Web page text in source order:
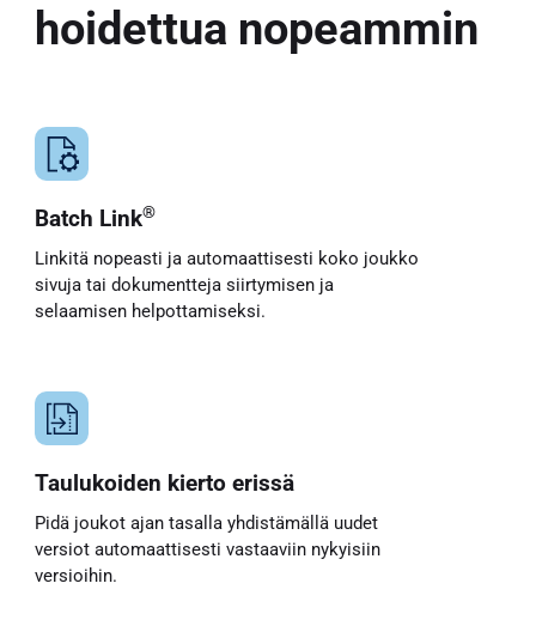
hoidettua nopeammin
Batch Link®
Linkitä nopeasti ja automaattisesti koko joukko
sivuja tai dokumentteja siirtymisen ja
selaamisen helpottamiseksi.
Taulukoiden kierto erissä
Pidä joukot ajan tasalla yhdistämällä uudet
versiot automaattisesti vastaaviin nykyisiin
versioihin.